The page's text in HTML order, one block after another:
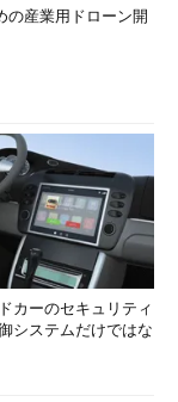
の産業用ドローン開
カーのセキュリティ
システムだけではな